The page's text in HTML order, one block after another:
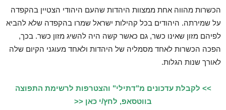
הכשרות מהווה אחת ממצוות היהדות שהעם היהודי הצטיין בהקפדה
על שמירתה. היהודים בכל קהילות ישראל שמרו בהקפדה שלא להביא
לפיהם מזון שאינו כשר, גם כאשר קשה היה להשיג מזון כשר. בכך,
הפכה הכשרות לאחד מסמליה של היהדות ולאחד מעוגני הקיום שלה
לאורך שנות הגלות.
>> לקבלת עדכונים מ"דתילי" והצטרפות לרשימת התפוצה
בווטסאפ, לחץ/י כאן <<